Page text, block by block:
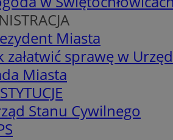
Miasta
załatwić sprawę w
Miasta
Stanu Cywilnego